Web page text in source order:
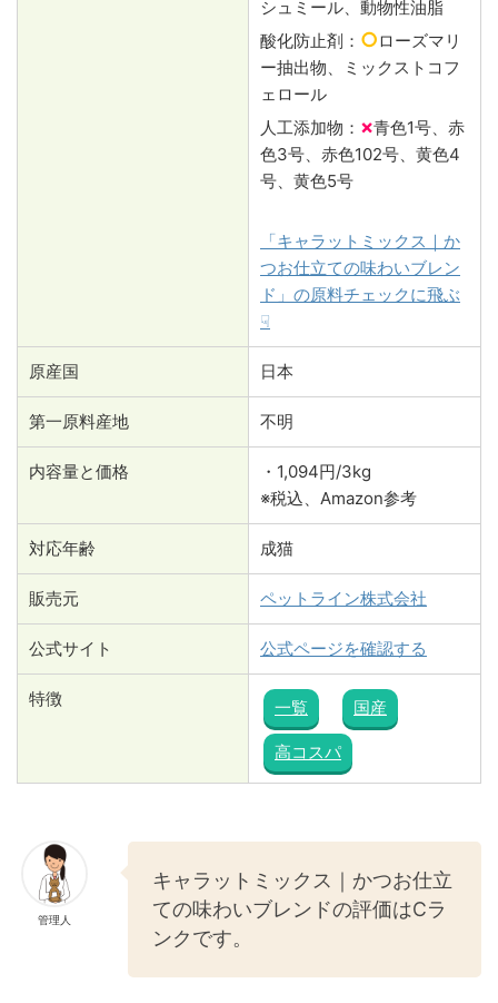
シュミール、動物性油脂
酸化防止剤： ○ローズマリ
ー抽出物、ミックストコフ
ェロール
人工添加物： ×青色1号、赤
色3号、赤色102号、黄色4
号、黄色5号
「キャラットミックス｜か
つお仕立ての味わいブレン
ド」の原料チェックに飛ぶ
☟
原産国 日本
第一原料産地 不明
内容量と価格
・1,094円/3kg
※税込、Amazon参考
対応年齢 成猫
販売元 ペットライン株式会社
公式サイト 公式ページを確認する
特徴 一覧 国産
高コスパ
管理人
キャラットミックス｜かつお仕立
ての味わいブレンドの評価はCラ
ンクです。